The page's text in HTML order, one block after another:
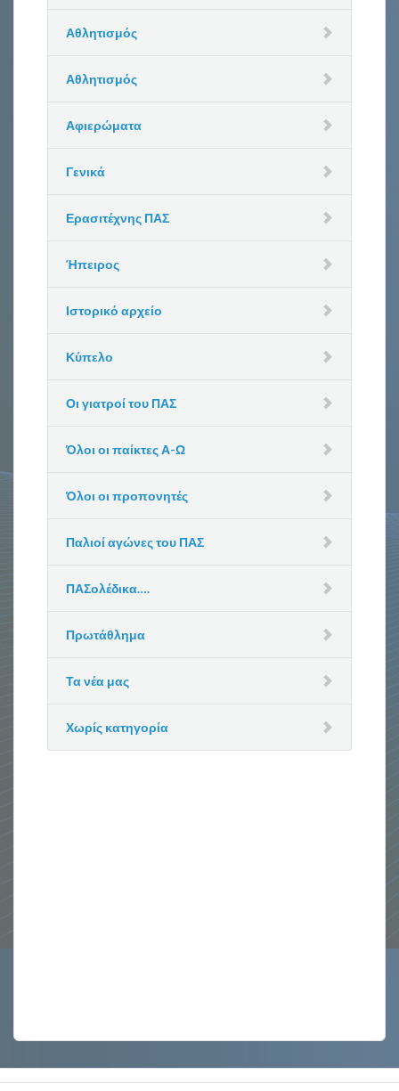
Αθλητισμός
Αθλητισμός
Αφιερώματα
Γενικά
Ερασιτέχνης ΠΑΣ
Ήπειρος
Ιστορικό αρχείο
Κύπελο
Οι γιατροί του ΠΑΣ
Όλοι οι παίκτες Α-Ω
Όλοι οι προπονητές
Παλιοί αγώνες του ΠΑΣ
ΠΑΣολέδικα….
Πρωτάθλημα
Τα νέα μας
Χωρίς κατηγορία